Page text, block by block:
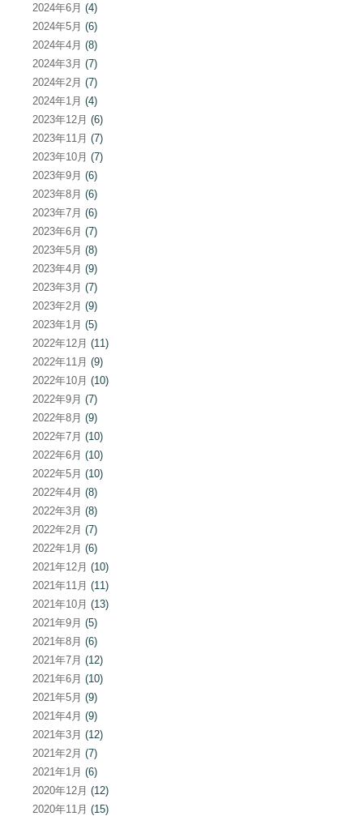
2024年6月 (4)
2024年5月 (6)
2024年4月 (8)
2024年3月 (7)
2024年2月 (7)
2024年1月 (4)
2023年12月 (6)
2023年11月 (7)
2023年10月 (7)
2023年9月 (6)
2023年8月 (6)
2023年7月 (6)
2023年6月 (7)
2023年5月 (8)
2023年4月 (9)
2023年3月 (7)
2023年2月 (9)
2023年1月 (5)
2022年12月 (11)
2022年11月 (9)
2022年10月 (10)
2022年9月 (7)
2022年8月 (9)
2022年7月 (10)
2022年6月 (10)
2022年5月 (10)
2022年4月 (8)
2022年3月 (8)
2022年2月 (7)
2022年1月 (6)
2021年12月 (10)
2021年11月 (11)
2021年10月 (13)
2021年9月 (5)
2021年8月 (6)
2021年7月 (12)
2021年6月 (10)
2021年5月 (9)
2021年4月 (9)
2021年3月 (12)
2021年2月 (7)
2021年1月 (6)
2020年12月 (12)
2020年11月 (15)